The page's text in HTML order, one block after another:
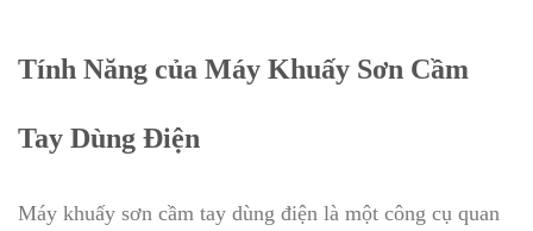
Tính Năng của Máy Khuấy Sơn Cầm
Tay Dùng Điện
Máy khuấy sơn cầm tay dùng điện là một công cụ quan